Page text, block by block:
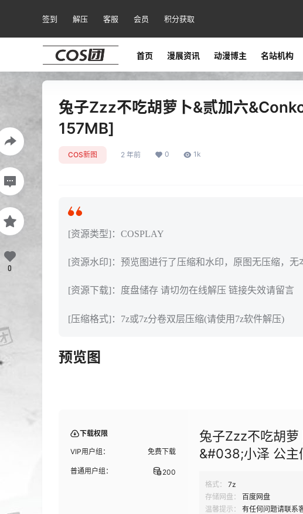
签到 解压 客服 会员 积分获取
首页 漫展资讯 动漫博主 名站机构
兔子Zzz不吃胡萝卜&贰加六
157MB]
COS新图 2 年前 0 1k
[资源类型]：COSPLAY
[资源水印]：预览图进行了压缩和水印，原图无压缩，无
[资源下载]：度盘储存 请切勿在线解压 链接失效请留言
[压缩格式]：7z或7z分卷双层压缩(请使用7z软件解压)
预览图
下载权限
VIP用户组： 免费下载
普通用户组： 200
兔子Zzz不吃胡
&#038;小泽 公
格式： 7z
存储网盘：
百度网盘
温馨提示：
有任何问题请联系
0